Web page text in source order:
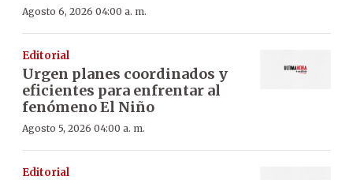
Agosto 6, 2026 04:00 a. m.
Editorial
Urgen planes coordinados y
eficientes para enfrentar al
fenómeno El Niño
Agosto 5, 2026 04:00 a. m.
Editorial